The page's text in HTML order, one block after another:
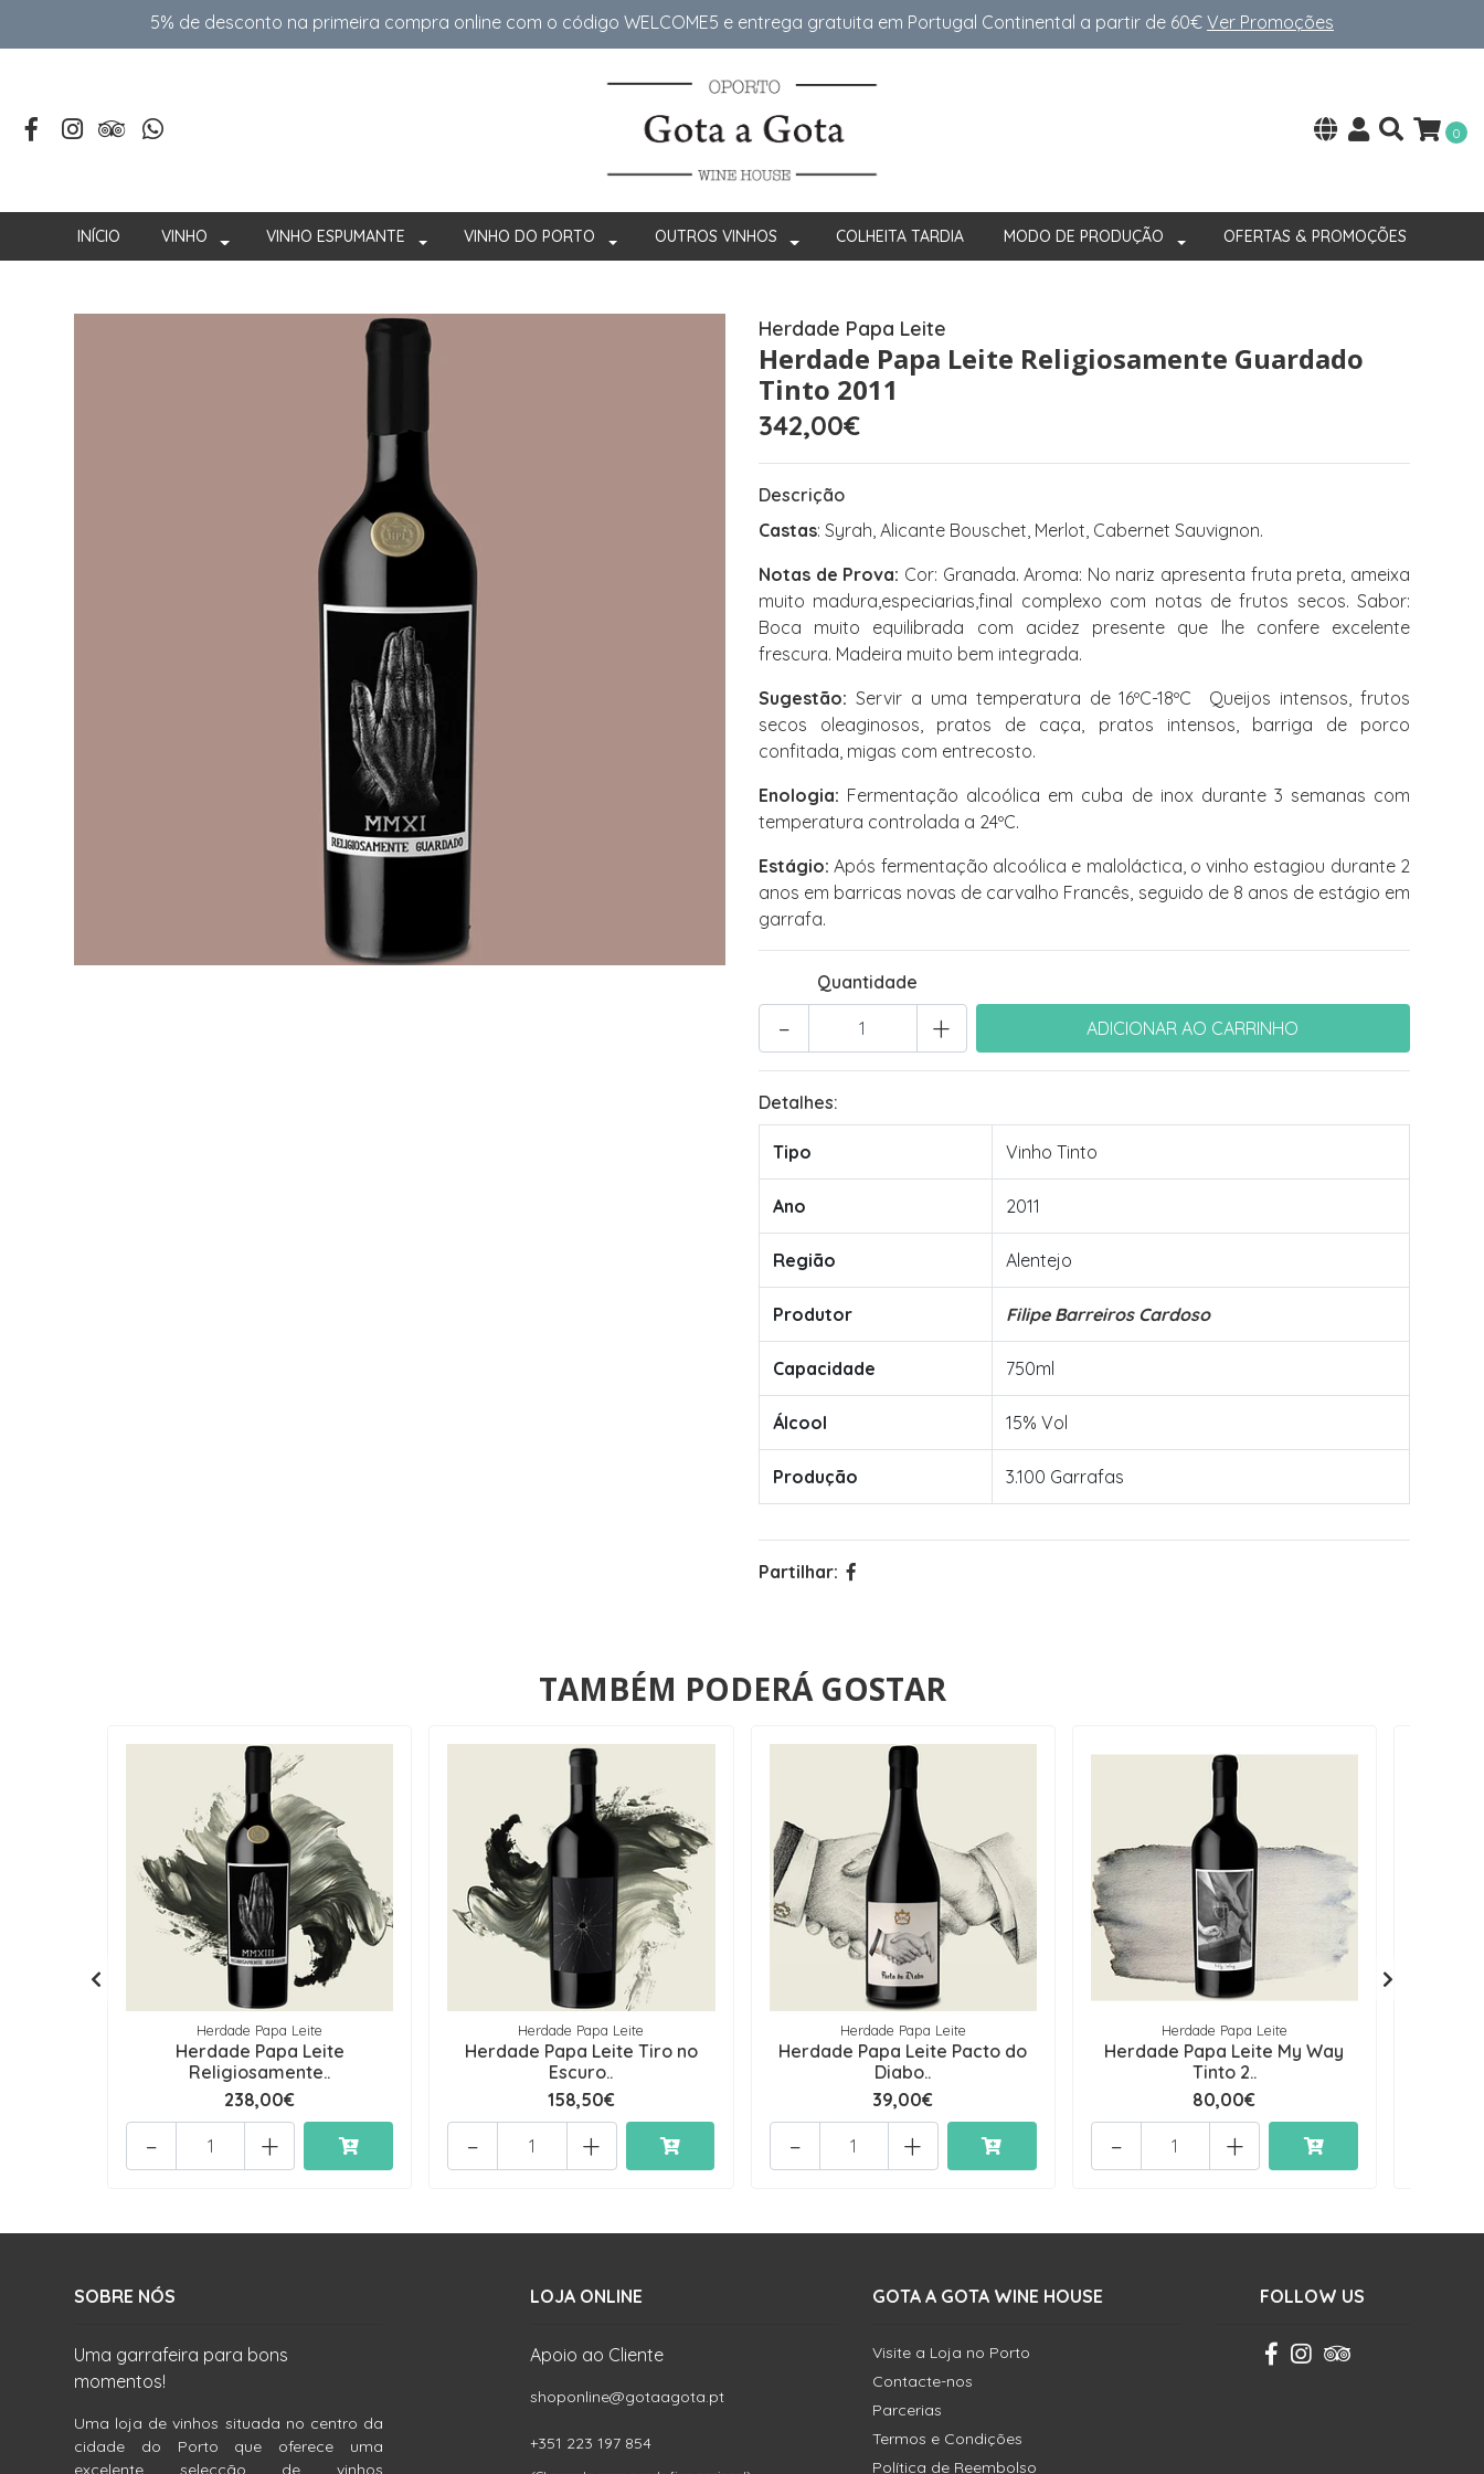
5% de desconto na primeira compra online com o código WELCOME5 e entrega gratuita em Portugal Continental a partir de 60€ Ver Promoções
0
INÍCIO VINHO VINHO ESPUMANTE VINHO DO PORTO OUTROS VINHOS COLHEITA TARDIA MODO DE PRODUÇÃO OFERTAS & PROMOÇÕES
Herdade Papa Leite
Herdade Papa Leite Religiosamente Guardado
Tinto 2011
342,00€
Descrição
Castas: Syrah, Alicante Bouschet, Merlot, Cabernet Sauvignon.
Notas de Prova: Cor: Granada. Aroma: No nariz apresenta fruta preta, ameixa
muito madura,especiarias,final complexo com notas de frutos secos. Sabor:
Boca muito equilibrada com acidez presente que lhe confere excelente
frescura. Madeira muito bem integrada.
Sugestão: Servir a uma temperatura de 16ºC-18ºC Queijos intensos, frutos
secos oleaginosos, pratos de caça, pratos intensos, barriga de porco
confitada, migas com entrecosto.
Enologia: Fermentação alcoólica em cuba de inox durante 3 semanas com
temperatura controlada a 24ºC.
Estágio: Após fermentação alcoólica e maloláctica, o vinho estagiou durante 2
anos em barricas novas de carvalho Francês, seguido de 8 anos de estágio em
garrafa.
Quantidade
+
-
Detalhes:
Tipo Vinho Tinto
Ano 2011
Região Alentejo
Produtor Filipe Barreiros Cardoso
Capacidade 750ml
Álcool 15% Vol
Produção 3.100 Garrafas
Partilhar:
TAMBÉM PODERÁ GOSTAR
Herdade Papa Leite
Herdade Papa Leite
Religiosamente..
238,00€
+
-
Herdade Papa Leite
Herdade Papa Leite Tiro no
Escuro..
158,50€
+
-
Herdade Papa Leite
Herdade Papa Leite Pacto do
Diabo..
39,00€
+
-
Herdade Papa Leite
Herdade Papa Leite My Way
Tinto 2..
80,00€
+
-
SOBRE NÓS
Uma garrafeira para bons
momentos!
Uma loja de vinhos situada no centro da
cidade do Porto que oferece uma
excelente selecção de vinhos
LOJA ONLINE
Apoio ao Cliente
shoponline@gotaagota.pt
+351 223 197 854
GOTA A GOTA WINE HOUSE
Visite a Loja no Porto
Contacte-nos
Parcerias
Termos e Condições
Política de Reembolso
FOLLOW US